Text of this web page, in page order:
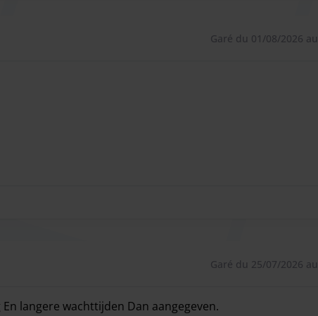
avant le départ. Veuillez
coûte
Garé du 01/08/2026
Garé du 25/07/2026
langere wachttijden Dan aangegeven.